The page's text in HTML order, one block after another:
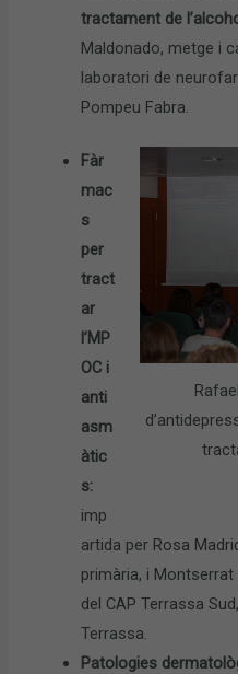
tractament de
Maldonado, metge i
laboratori de
Pompeu Fabra.
Fàr
mac
s
per
tract
ar
l’MP
OC i
anti
asm
àtic
s:
imp
artida per Rosa
primària, i
del CAP Terrassa
Terrassa.
Patologies